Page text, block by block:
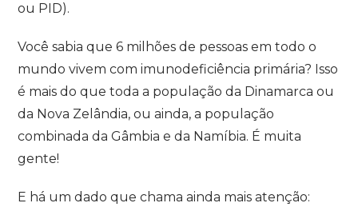
ou PID).
Você sabia que 6 milhões de pessoas em todo o
mundo vivem com imunodeficiência primária? Isso
é mais do que toda a população da Dinamarca ou
da Nova Zelândia, ou ainda, a população
combinada da Gâmbia e da Namíbia. É muita
gente!
E há um dado que chama ainda mais atenção: